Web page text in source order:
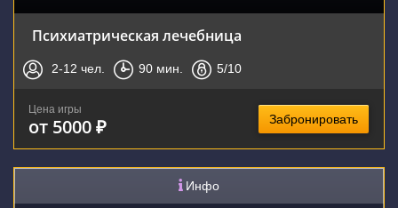
Психиатрическая лечебница
2-12 чел. 90 мин. 5/10
Цена игры
от 5000 ₽ Забронировать
Инфо